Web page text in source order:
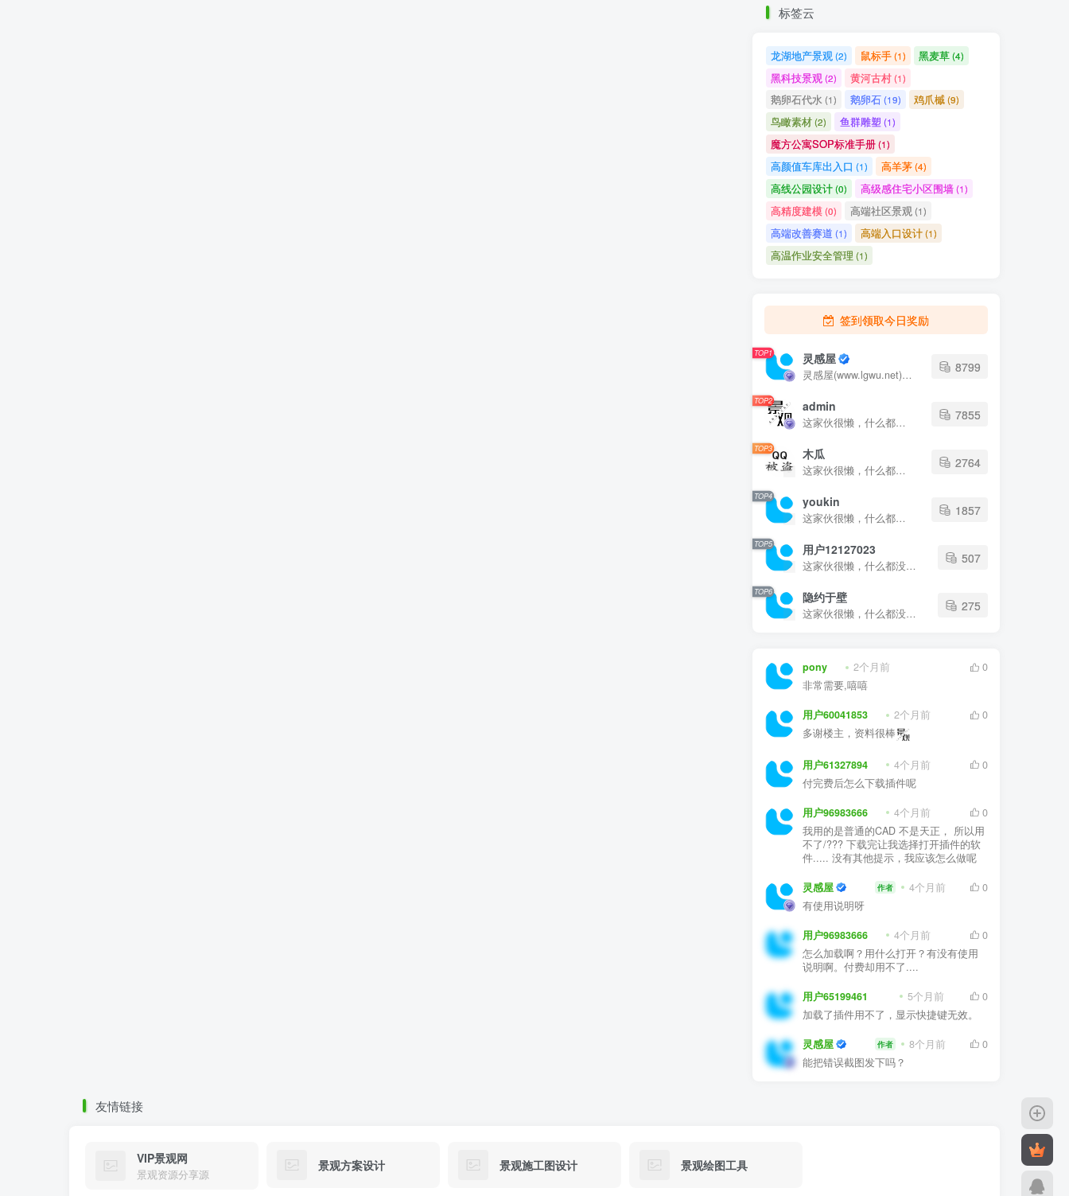
标签云
龙湖地产景观(2) 鼠标手(1) 黑麦草(4)
黑科技景观(2) 黄河古村(1)
鹅卵石代水(1) 鹅卵石 (19) 鸡爪槭(9)
鸟瞰素材(2) 鱼群雕塑(1)
魔方公寓SOP标准手册(1)
高颜值车库出入口 (1) 高羊茅(4)
高线公园设计(0) 高级感住宅小区围墙(1)
高精度建模(0) 高端社区景观(1)
高端改善赛道 (1) 高端入口设计(1)
高温作业安全管理(1)
签到领取今日奖励
TOP1 灵感屋
灵感屋(www.lgwu.net)尽可能为每一位设计师提供更全面、更精致、更具有创意感的设计素材。努力成为景观设计师展示实力和互相学习的优质网络资源发布平台。
8799
TOP2 admin
这家伙很懒，什么都没有写...
7855
TOP3 木瓜
这家伙很懒，什么都没有写...
2764
TOP4 youkin
这家伙很懒，什么都没有写...
1857
TOP5 用户12127023
这家伙很懒，什么都没有写...
507
TOP6 隐约于壁
这家伙很懒，什么都没有写...
275
pony 2个月前
0
非常需要,嘻嘻
用户60041853 2个月前
0
多谢楼主，资料很棒
用户61327894 4个月前
0
付完费后怎么下载插件呢
用户96983666 4个月前
0
我用的是普通的CAD 不是天正， 所以用
不了/??? 下载完让我选择打开插件的软
件..... 没有其他提示，我应该怎么做呢
灵感屋 作者 4个月前
0
有使用说明呀
用户96983666 4个月前
0
怎么加载啊？用什么打开？有没有使用
说明啊。付费却用不了....
用户65199461 5个月前
0
加载了插件用不了，显示快捷键无效。
灵感屋 作者 8个月前
0
能把错误截图发下吗？
友情链接
VIP景观网
景观资源分享源
景观方案设计 景观施工图设计 景观绘图工具